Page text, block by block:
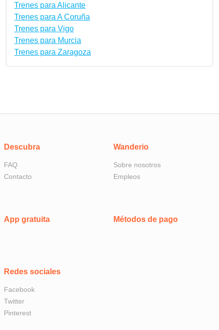
Trenes para Alicante
Trenes para A Coruña
Trenes para Vigo
Trenes para Murcia
Trenes para Zaragoza
Descubra
FAQ
Contacto
Wanderio
Sobre nosotros
Empleos
App gratuita
Redes sociales
Facebook
Twitter
Pinterest
Métodos de pago